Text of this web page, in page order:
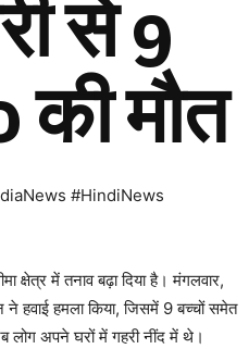
से 9
की मौत
#HindiNews
क्षेत्र में तनाव बढ़ा दिया है। मंगलवार,
हवाई हमला किया, जिसमें 9 बच्चों समेत
लोग अपने घरों में गहरी नींद में थे।